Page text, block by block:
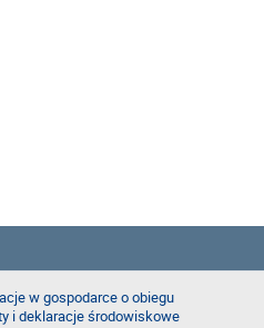
w gospodarce o obiegu
i deklaracje środowiskowe